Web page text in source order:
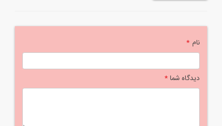
نام*
دیدگاه شما*